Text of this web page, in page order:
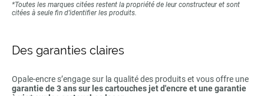
*Toutes les marques citées restent la propriété de leur constructeur et sont
citées à seule fin d’identifier les produits.
Des garanties claires
Opale-encre s’engage sur la qualité des produits et vous offre une
garantie de 3 ans sur les cartouches jet d'encre et une garantie